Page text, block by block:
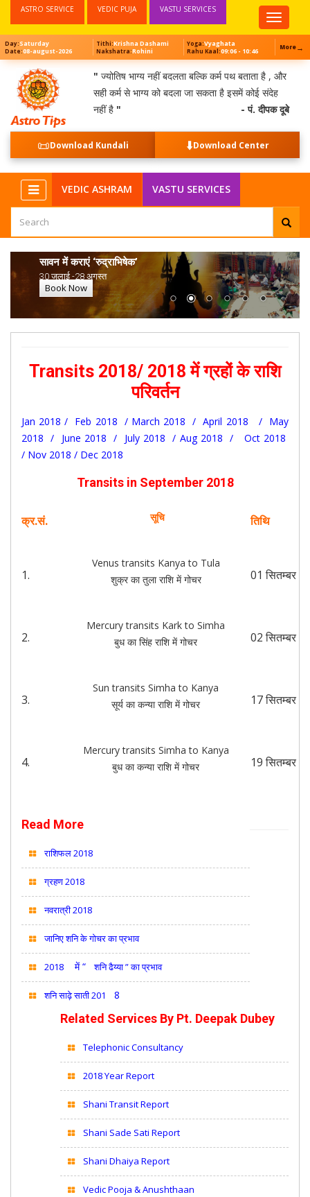
Top
Menu
ASTRO SERVICE VEDIC PUJA VASTU SERVICES
Day:Saturday
Date:08-august-2026
Tithi:Krishna Dashami
Nakshatra:Rohini
Yoga:Vyaghata
Rahu Kaal:09:06 - 10:46 More→
" ज्योतिष भाग्य नहीं बदलता बल्कि कर्म पथ बताता है , और
सही कर्म से भाग्य को बदला जा सकता है इसमें कोई संदेह
नहीं है " - पं. दीपक दूबे
📜Download Kundali ⬇️Download Center
VEDIC ASHRAM VASTU SERVICES
सावन में कराएं ‘रुद्राभिषेक’
30 जुलाई -28 अगस्त
Book Now
Transits 2018/ 2018 में ग्रहों के राशि
परिवर्तन
Jan 2018 / Feb 2018 / March 2018 /April 2018 / May
2018 / June 2018 / July 2018 / Aug 2018 / Oct 2018
/ Nov 2018 / Dec 2018
Transits in September 2018
क्र.सं. सूचि तिथि
1.
Venus transits Kanya to Tula
शुक्र का तुला राशि में गोचर
01 सितम्बर
2.
Mercury transits Kark to Simha
बुध का सिंह राशि में गोचर
02 सितम्बर
3.
Sun transits Simha to Kanya
सूर्य का कन्या राशि में गोचर
17 सितम्बर
4.
Mercury transits Simha to Kanya
बुध का कन्या राशि में गोचर
19 सितम्बर
Read More
राशिफल 2018
ग्रहण 2018
नवरात्री 2018
जानिए शनि के गोचर का प्रभाव
2018 में “ शनि ढैय्या ” का प्रभाव
शनि साढ़े साती 201 8
Related Services By Pt. Deepak Dubey
Telephonic Consultancy
2018 Year Report
Shani Transit Report
Shani Sade Sati Report
Shani Dhaiya Report
Vedic Pooja & Anushthaan